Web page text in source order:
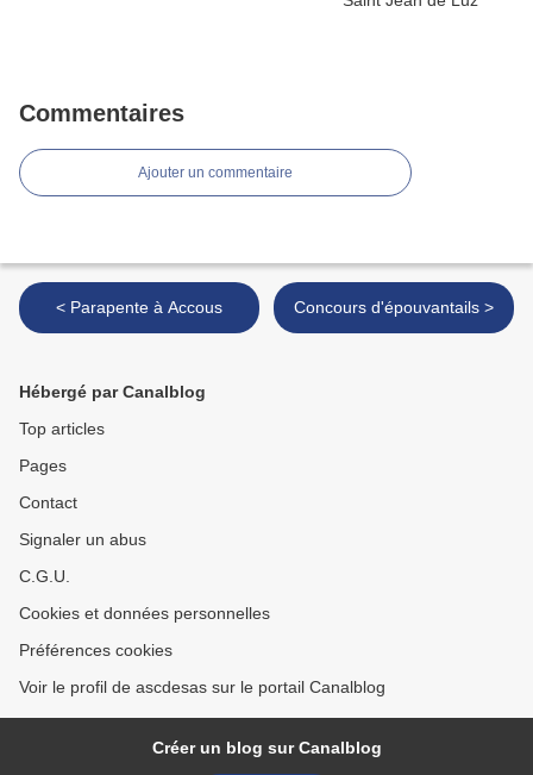
Commentaires
Ajouter un commentaire
< Parapente à Accous Concours d'épouvantails >
Hébergé par Canalblog
Top articles
Pages
Contact
Signaler un abus
C.G.U.
Cookies et données personnelles
Préférences cookies
Voir le profil de ascdesas sur le portail Canalblog
Créer un blog sur Canalblog